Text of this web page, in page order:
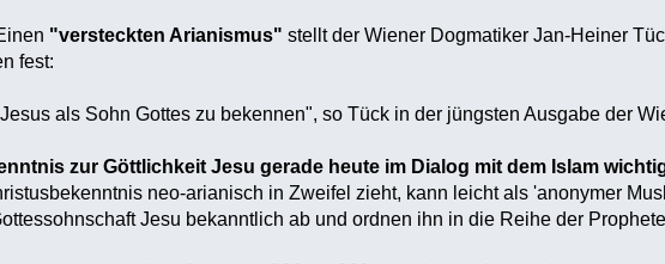
"versteckten Arianismus" stellt der Wiener Dogmatiker Jan-Heiner
fest:
als Sohn Gottes zu bekennen", so Tück in der jüngsten Ausgabe der
zur Göttlichkeit Jesu gerade heute im Dialog mit dem Islam
neo-arianisch in Zweifel zieht, kann leicht als 'anonymer
Jesu bekanntlich ab und ordnen ihn in die Reihe der